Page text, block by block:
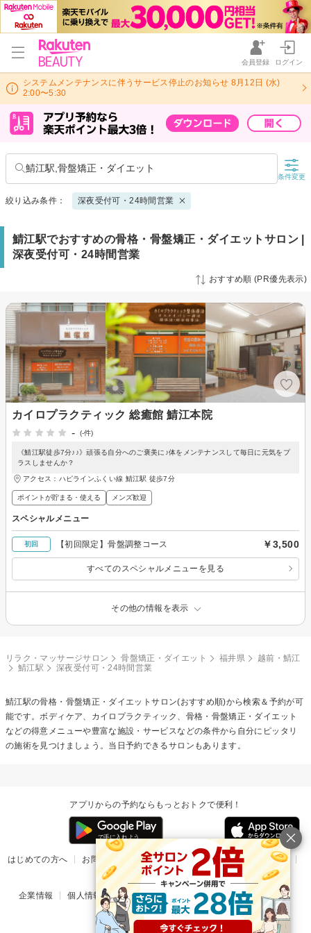
会員登録 ログイン
システムメンテナンスに伴うサービス停止のお知らせ 8月12日 (水)
2:00〜5:30
鯖江駅,骨盤矯正・ダイエット
条件変更
絞り込み条件： 深夜受付可・24時間営業
鯖江駅でおすすめの骨格・骨盤矯正・ダイエットサロン |
深夜受付可・24時間営業
おすすめ順 (PR優先表示)
カイロプラクティック 総癒館 鯖江本院
-
(-件)
《鯖江駅徒歩7分♪♪》頑張る自分へのご褒美に♪体をメンテナンスして毎日に元気をプ
ラスしませんか？
アクセス：ハピラインふくい線 鯖江駅 徒歩7分
ポイントが貯まる・使える メンズ歓迎
スペシャルメニュー
初回 【初回限定】骨盤調整コース ￥3,500
すべてのスペシャルメニューを見る
その他の情報を表示
リラク・マッサージサロン 骨盤矯正・ダイエット 福井県
越前・鯖江
鯖江駅
深夜受付可・24時間営業
鯖江駅の骨格・骨盤矯正・ダイエットサロン(おすすめ順)から検索＆予約が可
能です。ボディケア、カイロプラクティック、骨格・骨盤矯正・ダイエット
などの得意メニューや豊富な施設・サービスなどの条件から自分にピッタリ
の施術を見つけましょう。当日予約できるサロンもあります。
アプリからの予約ならもっとおトクで便利！
はじめての方へ お問い合わせ ヘルプ リリース情報
利用規約
掲載ご希望のサロン様
企業情報 個人情報保護方針 楽天のサービス一覧 アプリ一覧
© Rakuten Group, Inc.